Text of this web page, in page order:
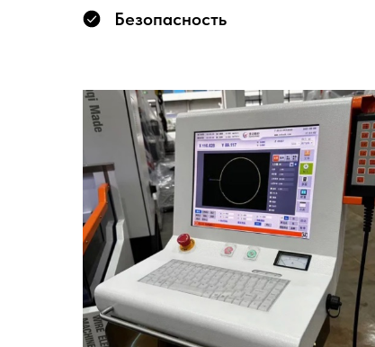
Безопасность